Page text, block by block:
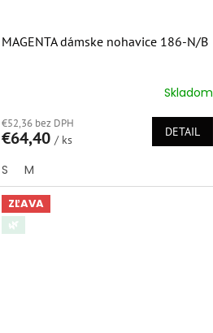
MAGENTA dámske nohavice 186-N/B
produktu
je
z
5
hviezdičiek.
Skladom
€52,36 bez DPH
€64,40 / ks
DETAIL
S M
ZĽAVA
🌿